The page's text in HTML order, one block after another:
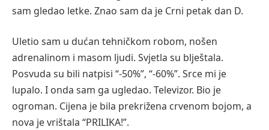
sam gledao letke. Znao sam da je Crni petak dan D.
Uletio sam u dućan tehničkom robom, nošen
adrenalinom i masom ljudi. Svjetla su blještala.
Posvuda su bili natpisi “-50%”, “-60%”. Srce mi je
lupalo. I onda sam ga ugledao. Televizor. Bio je
ogroman. Cijena je bila prekrižena crvenom bojom, a
nova je vrištala “PRILIKA!”.